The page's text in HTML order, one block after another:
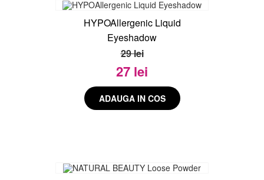
HYPOAllergenic Liquid
Eyeshadow
29 lei
27 lei